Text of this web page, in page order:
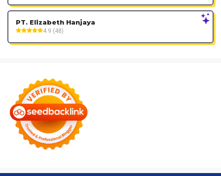
PT. Elizabeth Hanjaya
4.9 (48)